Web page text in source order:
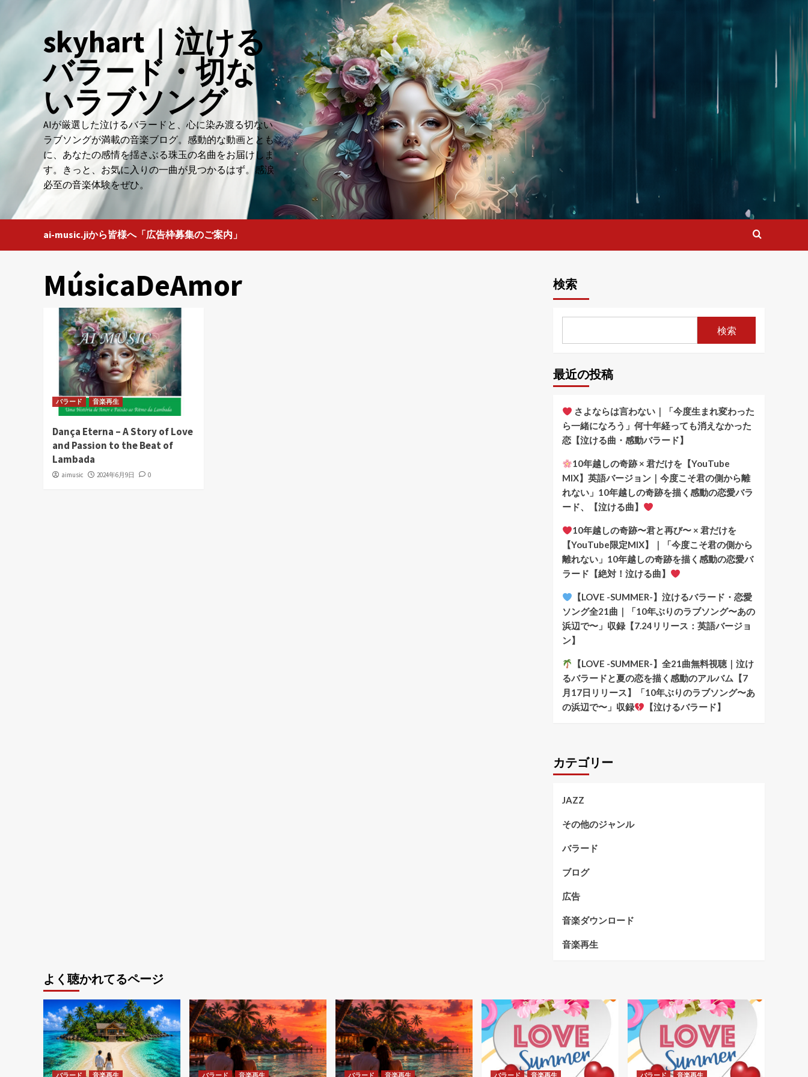
content
skyhart｜泣ける
バラード・切な
いラブソング
AIが厳選した泣けるバラードと、心に染み渡る切ない
ラブソングが満載の音楽ブログ。感動的な動画ととも
に、あなたの感情を揺さぶる珠玉の名曲をお届けしま
す。きっと、お気に入りの一曲が見つかるはず。感涙
必至の音楽体験をぜひ。
ai-music.jiから皆様へ「広告枠募集のご案内」
MúsicaDeAmor
バラード 音楽再生
Dança Eterna – A Story of Love
and Passion to the Beat of
Lambada
aimusic 2024年6月9日 0
検索
検索
最近の投稿
さよならは言わない｜「今度生まれ変わった
ら一緒になろう」何十年経っても消えなかった
恋【泣ける曲・感動バラード】
10年越しの奇跡 × 君だけを【YouTube
MIX】英語バージョン｜今度こそ君の側から離
れない」10年越しの奇跡を描く感動の恋愛バラ
ード、【泣ける曲】
10年越しの奇跡〜君と再び〜 × 君だけを
【YouTube限定MIX】｜「今度こそ君の側から
離れない」10年越しの奇跡を描く感動の恋愛バ
ラード【絶対！泣ける曲】
【LOVE -SUMMER-】泣けるバラード・恋愛
ソング全21曲｜「10年ぶりのラブソング〜あの
浜辺で〜」収録【7.24リリース：英語バージョ
ン】
【LOVE -SUMMER-】全21曲無料視聴｜泣け
るバラードと夏の恋を描く感動のアルバム【7
月17日リリース】「10年ぶりのラブソング〜あ
の浜辺で〜」収録
【泣けるバラード】
カテゴリー
JAZZ
その他のジャンル
バラード
ブログ
広告
音楽ダウンロード
音楽再生
よく聴かれてるページ
バラード 音楽再生 バラード 音楽再生 バラード 音楽再生 バラード 音楽再生 バラード 音楽再生